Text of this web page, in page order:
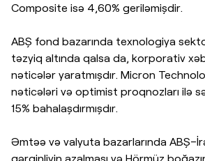
Composite isə 4,60% geriləmişdir.
ABŞ fond bazarında texnologiya
təzyiq altında qalsa da, korporativ
nəticələr yaratmışdır. Micron
nəticələri və optimist proqnozları ilə
15% bahalaşdırmışdır.
Əmtəə və valyuta bazarlarında
gərginliyin azalması və Hörmüz